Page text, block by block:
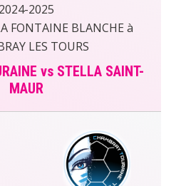
2024-2025
FONTAINE BLANCHE à
LES TOURS
vs STELLA SAINT-
MAUR